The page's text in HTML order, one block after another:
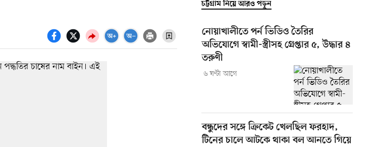
চট্টগ্রাম নিয়ে আরও পড়ুন
নোয়াখালীতে পর্ন ভিডিও তৈরির
অভিযোগে স্বামী-স্ত্রীসহ গ্রেপ্তার ৫, উদ্ধার ৪
তরুণী
৬ ঘণ্টা আগে
বন্ধুদের সঙ্গে ক্রিকেট খেলছিল ফরহাদ,
টিনের চালে আটকে থাকা বল আনতে গিয়ে